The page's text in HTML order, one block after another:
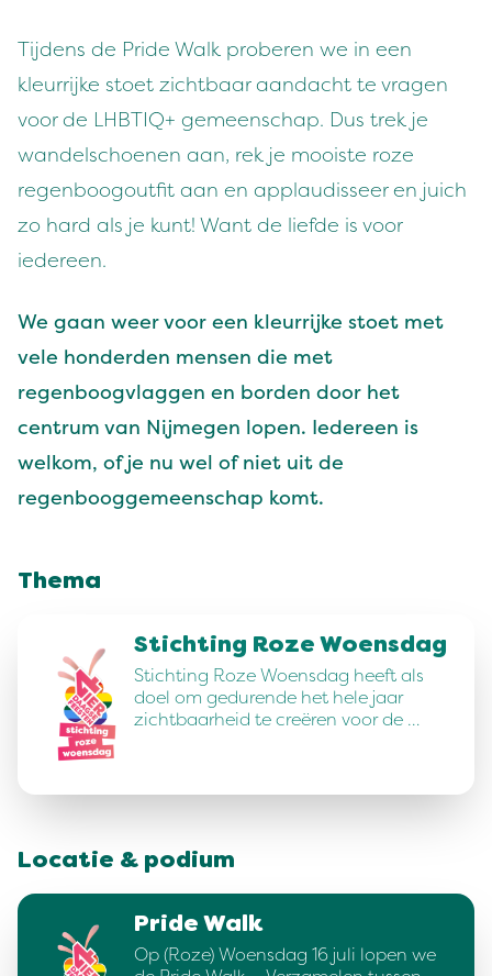
Tijdens de Pride Walk proberen we in een
kleurrijke stoet zichtbaar aandacht te vragen
voor de LHBTIQ+ gemeenschap. Dus trek je
wandelschoenen aan, rek je mooiste roze
regenboogoutfit aan en applaudisseer en juich
zo hard als je kunt! Want de liefde is voor
iedereen.
We gaan weer voor een kleurrijke stoet met
vele honderden mensen die met
regenboogvlaggen en borden door het
centrum van Nijmegen lopen. Iedereen is
welkom, of je nu wel of niet uit de
regenbooggemeenschap komt.
Thema
Stichting Roze Woensdag
Stichting Roze Woensdag heeft als
doel om gedurende het hele jaar
zichtbaarheid te creëren voor de …
Locatie & podium
Pride Walk
Op (Roze) Woensdag 16 juli lopen we